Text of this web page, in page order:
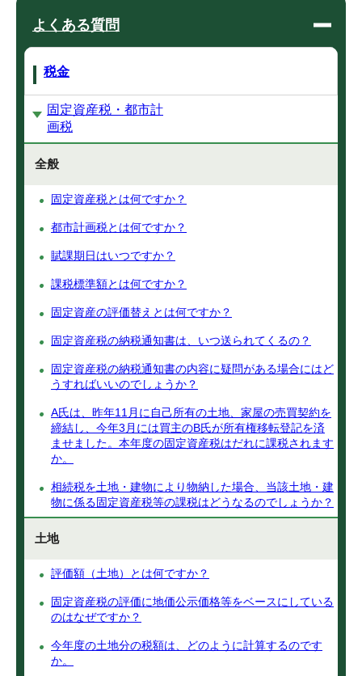
よくある質問
税金
固定資産税・都市計
画税
全般
固定資産税とは何ですか？
都市計画税とは何ですか？
賦課期日はいつですか？
課税標準額とは何ですか？
固定資産の評価替えとは何ですか？
固定資産税の納税通知書は、いつ送られてくるの？
固定資産税の納税通知書の内容に疑問がある場合にはど
うすればいいのでしょうか？
A氏は、昨年11月に自己所有の土地、家屋の売買契約を
締結し、今年3月には買主のB氏が所有権移転登記を済
ませました。本年度の固定資産税はだれに課税されます
か。
相続税を土地・建物により物納した場合、当該土地・建
物に係る固定資産税等の課税はどうなるのでしょうか？
土地
評価額（土地）とは何ですか？
固定資産税の評価に地価公示価格等をベースにしている
のはなぜですか？
今年度の土地分の税額は、どのように計算するのです
か。